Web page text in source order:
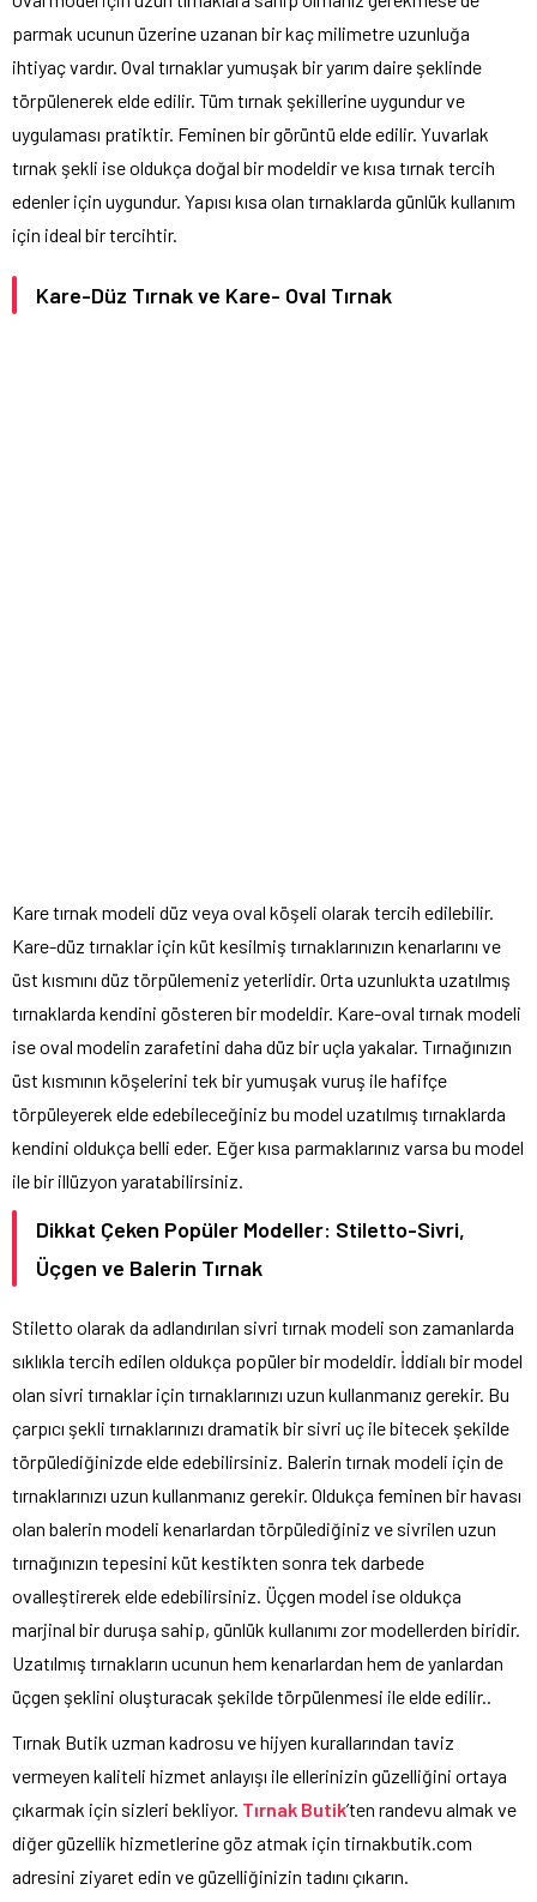
parmak ucunun üzerine uzanan bir kaç milimetre uzunluğa
ihtiyaç vardır. Oval tırnaklar yumuşak bir yarım daire şeklinde
törpülenerek elde edilir. Tüm tırnak şekillerine uygundur ve
uygulaması pratiktir. Feminen bir görüntü elde edilir. Yuvarlak
tırnak şekli ise oldukça doğal bir modeldir ve kısa tırnak tercih
edenler için uygundur. Yapısı kısa olan tırnaklarda günlük kullanım
için ideal bir tercihtir.
Kare-Düz Tırnak ve Kare- Oval Tırnak
Kare tırnak modeli düz veya oval köşeli olarak tercih edilebilir.
Kare-düz tırnaklar için küt kesilmiş tırnaklarınızın kenarlarını ve
üst kısmını düz törpülemeniz yeterlidir. Orta uzunlukta uzatılmış
tırnaklarda kendini gösteren bir modeldir. Kare-oval tırnak modeli
ise oval modelin zarafetini daha düz bir uçla yakalar. Tırnağınızın
üst kısmının köşelerini tek bir yumuşak vuruş ile hafifçe
törpüleyerek elde edebileceğiniz bu model uzatılmış tırnaklarda
kendini oldukça belli eder. Eğer kısa parmaklarınız varsa bu model
ile bir illüzyon yaratabilirsiniz.
Dikkat Çeken Popüler Modeller: Stiletto-Sivri,
Üçgen ve Balerin Tırnak
Stiletto olarak da adlandırılan sivri tırnak modeli son zamanlarda
sıklıkla tercih edilen oldukça popüler bir modeldir. İddialı bir model
olan sivri tırnaklar için tırnaklarınızı uzun kullanmanız gerekir. Bu
çarpıcı şekli tırnaklarınızı dramatik bir sivri uç ile bitecek şekilde
törpülediğinizde elde edebilirsiniz. Balerin tırnak modeli için de
tırnaklarınızı uzun kullanmanız gerekir. Oldukça feminen bir havası
olan balerin modeli kenarlardan törpülediğiniz ve sivrilen uzun
tırnağınızın tepesini küt kestikten sonra tek darbede
ovalleştirerek elde edebilirsiniz. Üçgen model ise oldukça
marjinal bir duruşa sahip, günlük kullanımı zor modellerden biridir.
Uzatılmış tırnakların ucunun hem kenarlardan hem de yanlardan
üçgen şeklini oluşturacak şekilde törpülenmesi ile elde edilir..
Tırnak Butik uzman kadrosu ve hijyen kurallarından taviz
vermeyen kaliteli hizmet anlayışı ile ellerinizin güzelliğini ortaya
çıkarmak için sizleri bekliyor. Tırnak Butik’ten randevu almak ve
diğer güzellik hizmetlerine göz atmak için tirnakbutik.com
adresini ziyaret edin ve güzelliğinizin tadını çıkarın.